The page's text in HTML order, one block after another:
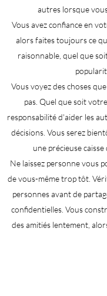
autres lorsque
Vous avez confiance en
alors faites toujours ce
raisonnable, quel que
Vous voyez des choses
pas. Quel que soit
responsabilité d'aider les
décisions. Vous serez
une précieuse caisse
Ne laissez personne vous
de vous-même trop tôt.
personnes avant de
confidentielles. Vous
des amitiés lentement,